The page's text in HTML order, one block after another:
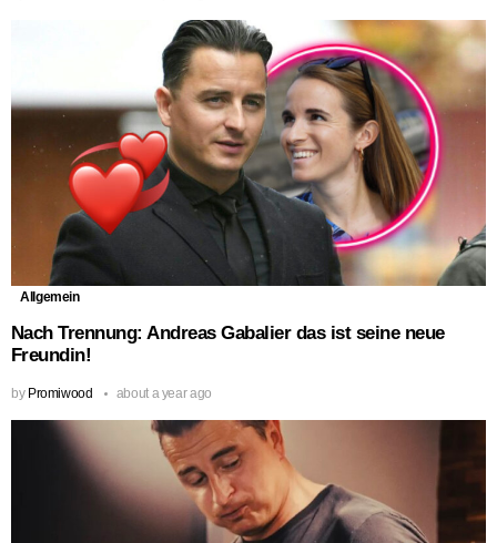
Allgemein
Nach Trennung: Andreas Gabalier das ist seine neue
Freundin!
by Promiwood about a year ago